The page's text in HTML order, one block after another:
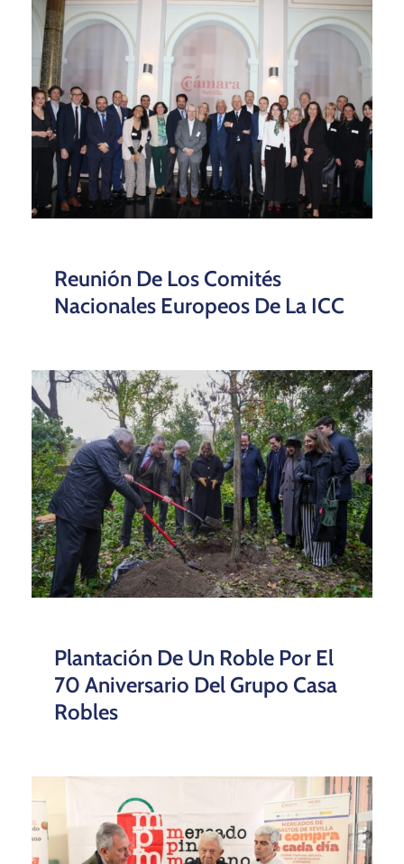
Reunión De Los Comités
Nacionales Europeos De La ICC
Plantación De Un Roble Por El
70 Aniversario Del Grupo Casa
Robles